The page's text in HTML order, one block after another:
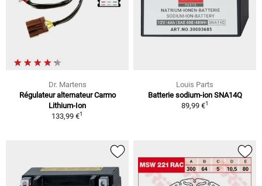
Dr. Martens
Régulateur alternateur Carmo
Lithium-Ion
133,99 €1
Louis Parts
Batterie sodium-ion SNA14Q
89,99 €1